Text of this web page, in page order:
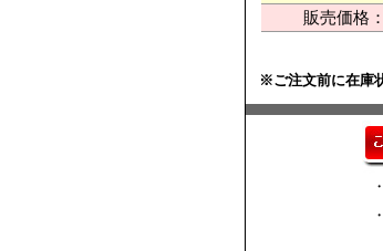
販売価格：
※ご注文前に在庫